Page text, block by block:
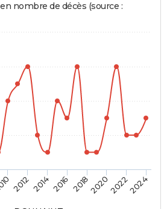
nombre de décès (source :
2012 2014 2016 2018202020222024